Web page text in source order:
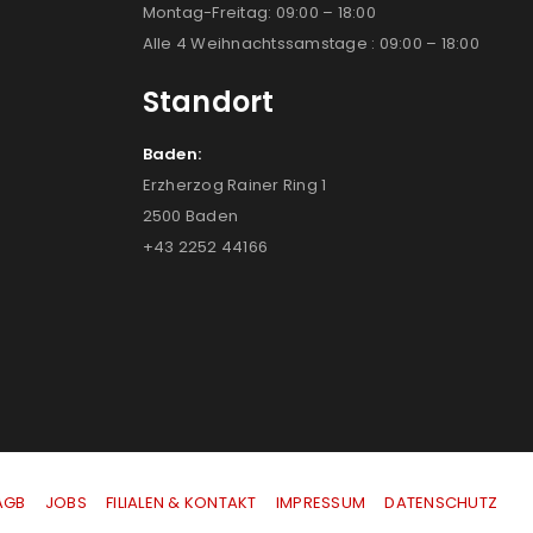
Montag-Freitag: 09:00 – 18:00
Alle 4 Weihnachtssamstage : 09:00 – 18:00
Standort
Baden:
Erzherzog Rainer Ring 1
2500 Baden
+43 2252 44166
JOBS FILIALEN & KONTAKT IMPRESSUM |DATENSCHUTZ